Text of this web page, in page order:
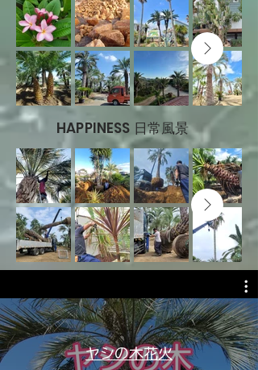
HAPPINESS 日常風景
ヤシの木花火